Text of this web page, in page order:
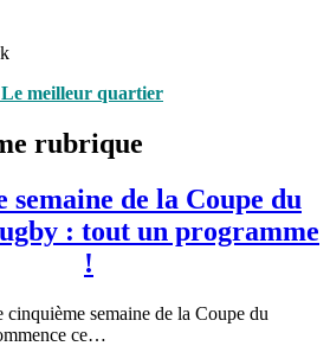
meilleur quartier
rubrique
semaine de la Coupe du
: tout un programme
!
cinquième semaine de la Coupe du
ce…